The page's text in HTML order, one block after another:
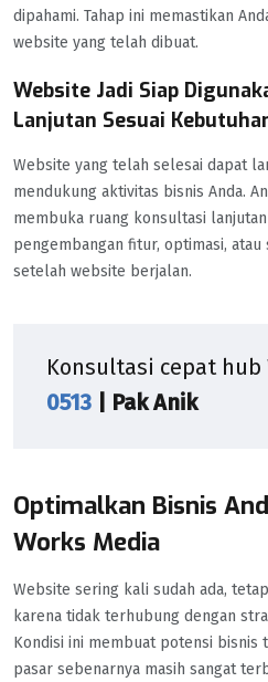
dipahami. Tahap ini memastikan
website yang telah dibuat.
Website Jadi Siap
Lanjutan Sesuai
Website yang telah selesai dapat
mendukung aktivitas bisnis Anda.
membuka ruang konsultasi
pengembangan fitur, optimasi,
setelah website berjalan.
Konsultasi cepat hub
0513
| Pak Anik
Optimalkan Bisnis
Works Media
Website sering kali sudah ada,
karena tidak terhubung dengan
Kondisi ini membuat potensi
pasar sebenarnya masih sangat